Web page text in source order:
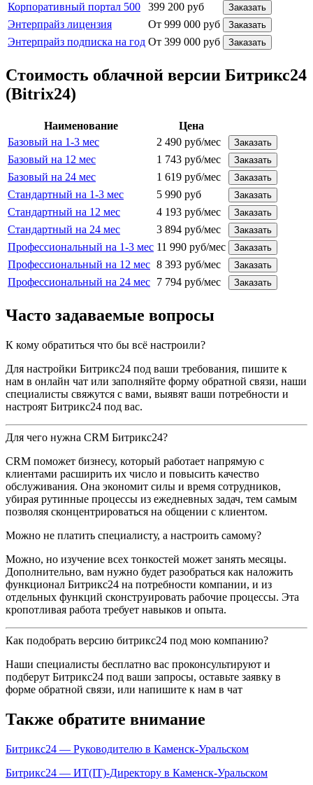
Корпоративный портал 500 399 200 руб Заказать
Энтерпрайз лицензия От 999 000 руб Заказать
Энтерпрайз подписка на год От 399 000 руб Заказать
Стоимость облачной версии Битрикс24
(Bitrix24)
Наименование
Цена
Базовый на 1-3 мес
2 490 руб/мес Заказать
Базовый на 12 мес 1 743 руб/мес Заказать
Базовый на 24 мес 1 619 руб/мес Заказать
Стандартный на 1-3 мес 5 990 руб Заказать
Стандартный на 12 мес 4 193 руб/мес Заказать
Стандартный на 24 мес 3 894 руб/мес Заказать
Профессиональный на 1-3 мес 11 990 руб/мес Заказать
Профессиональный на 12 мес 8 393 руб/мес Заказать
Профессиональный на 24 мес 7 794 руб/мес Заказать
Часто задаваемые вопросы
К кому обратиться что бы всё настроили?
Для настройки Битрикс24 под ваши требования, пишите к
нам в онлайн чат или заполняйте форму обратной связи, наши
специалисты свяжутся с вами, выявят ваши потребности и
настроят Битрикс24 под вас.
Для чего нужна CRM Битрикс24?
CRM поможет бизнесу, который работает напрямую с
клиентами расширить их число и повысить качество
обслуживания. Она экономит силы и время сотрудников,
убирая рутинные процессы из ежедневных задач, тем самым
позволяя сконцентрироваться на общении с клиентом.
Можно не платить специалисту, а настроить самому?
Можно, но изучение всех тонкостей может занять месяцы.
Дополнительно, вам нужно будет разобраться как наложить
функционал Битрикс24 на потребности компании, и из
отдельных функций сконструировать рабочие процессы. Эта
кропотливая работа требует навыков и опыта.
Как подобрать версию битрикс24 под мою компанию?
Наши специалисты бесплатно вас проконсультируют и
подберут Битрикс24 под ваши запросы, оставьте заявку в
форме обратной связи, или напишите к нам в чат
Также обратите внимание
Битрикс24 — Руководителю в Каменск-Уральском
Битрикс24 — ИТ(IT)-Директору в Каменск-Уральском